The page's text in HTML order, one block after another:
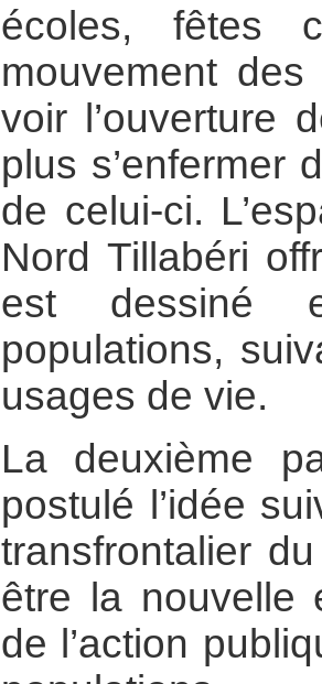
écoles, fêtes
mouvement
voir l’ouverture
plus s’enfermer
de celui-ci.
Nord Tillabéri
est dessiné
populations,
usages de vie.
La deuxième
postulé l’idée
transfrontalier
être la nouvelle
de l’action